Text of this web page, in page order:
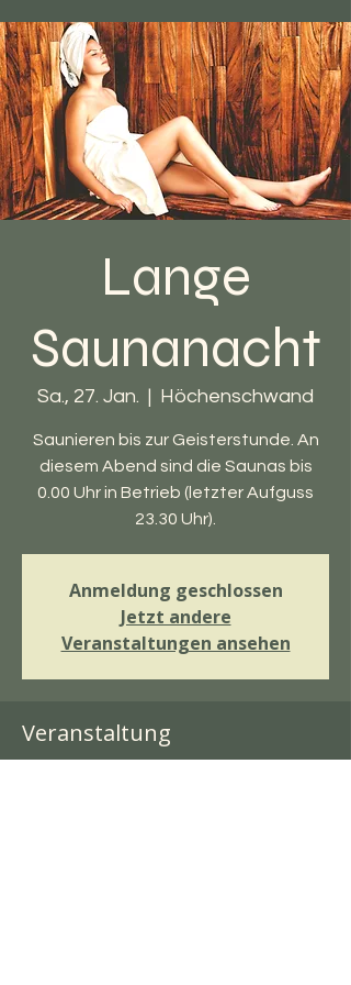
Lange
Saunanacht
Sa., 27. Jan.
  |
Höchenschwand
Saunieren bis zur Geisterstunde. An
diesem Abend sind die Saunas bis
0.00 Uhr in Betrieb (letzter Aufguss
23.30 Uhr).
Anmeldung geschlossen
Jetzt andere
Veranstaltungen ansehen
Veranstaltung